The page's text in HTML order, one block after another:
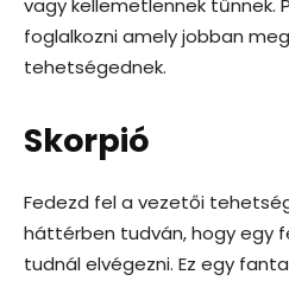
vagy kellemetlennek tűnnek.
foglalkozni amely jobban
tehetségednek.
Skorpió
Fedezd fel a vezetői
háttérben tudván, hogy egy
tudnál elvégezni. Ez egy